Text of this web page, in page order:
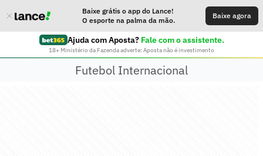
Baixe grátis o app do Lance!
O esporte na palma da mão.
Baixe agora
Ajuda com Aposta? Fale com o assistente.
18+ Ministério da Fazenda adverte: Aposta não é investimento
Futebol Internacional